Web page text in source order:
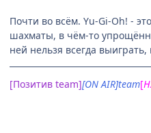
Почти во всём. Yu-Gi-Oh! -
шахматы, в чём-то
ней нельзя всегда
[Позитив team][ON AIR]team[